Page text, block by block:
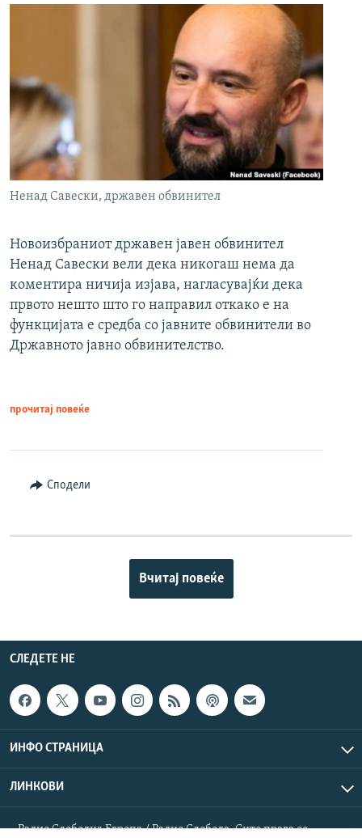
Ненад Савески, државен обвинител
Новоизбраниот државен јавен обвинител
Ненад Савески вели дека никогаш нема да
коментира ничија изјава, нагласувајќи дека
првото нешто што го направил откако е на
функцијата е средба со јавните обвинители во
Државното јавно обвинителство.
прочитај повеќе
Сподели
Вчитај повеќе
СЛЕДЕТЕ НЕ
ИНФО СТРАНИЦА
ЛИНКОВИ
Радио Слободна Европа / Радио Слобода. Сите права се